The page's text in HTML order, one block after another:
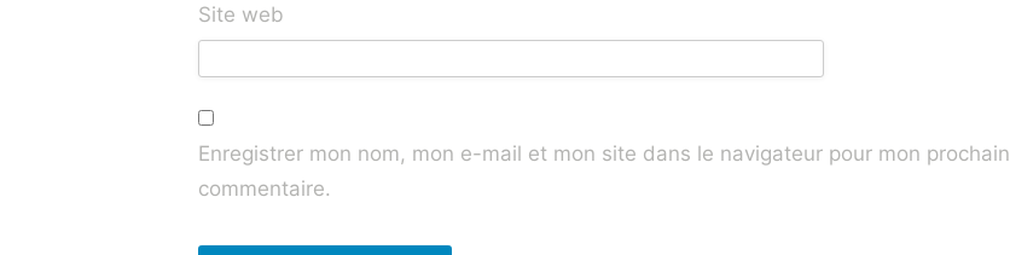
Site web
Enregistrer mon nom, mon e-mail et mon site dans le navigateur pour mon prochain
commentaire.